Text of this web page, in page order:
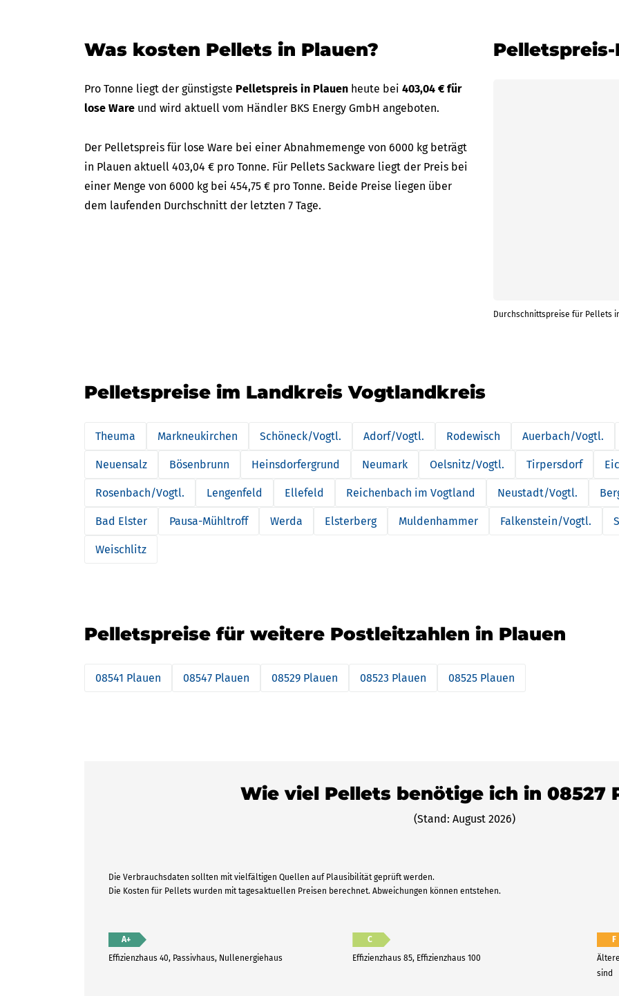
Was kosten Pellets in Plauen?
Pro Tonne liegt der günstigste Pelletspreis in Plauen heute bei 403,04 € für
lose Ware und wird aktuell vom Händler BKS Energy GmbH angeboten.
Der Pelletspreis für lose Ware bei einer Abnahmemenge von 6000 kg beträgt
in Plauen aktuell 403,04 € pro Tonne. Für Pellets Sackware liegt der Preis bei
einer Menge von 6000 kg bei 454,75 € pro Tonne. Beide Preise liegen über
dem laufenden Durchschnitt der letzten 7 Tage.
Durchschnittspreise für Pellets
Pelletspreise im Landkreis Vogtlandkreis
Theuma Markneukirchen Schöneck/Vogtl. Adorf/Vogtl. Rodewisch Auerbach/Vogtl.
Neuensalz Bösenbrunn Heinsdorfergrund Neumark Oelsnitz/Vogtl. Tirpersdorf
Rosenbach/Vogtl. Lengenfeld Ellefeld Reichenbach im Vogtland Neustadt/Vogtl.
Bad Elster Pausa-Mühltroff Werda Elsterberg Muldenhammer Falkenstein/Vogtl.
Weischlitz
Pelletspreise für weitere Postleitzahlen in Plauen
08541 Plauen 08547 Plauen 08529 Plauen 08523 Plauen 08525 Plauen
Wie viel Pellets benötige ich in 08527
(Stand: August 2026)
Die Verbrauchsdaten sollten mit vielfältigen Quellen auf Plausibilität geprüft werden.
Die Kosten für Pellets wurden mit tagesaktuellen Preisen berechnet. Abweichungen können entstehen.
A+
Effizienzhaus 40, Passivhaus, Nullenergiehaus
C
Effizienzhaus 85, Effizienzhaus 100
F
sind